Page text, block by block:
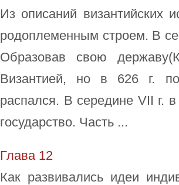
Из описаний византийских
родоплеменным строем. В
Образовав свою
Византией, но в 626 г.
распался. В середине VII г.
государство. Часть ...
Глава 12
Как развивались идеи